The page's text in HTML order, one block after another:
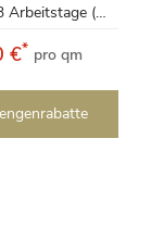
ca. 1-3 Arbeitstage (Mo-Fr)
€* pro qm